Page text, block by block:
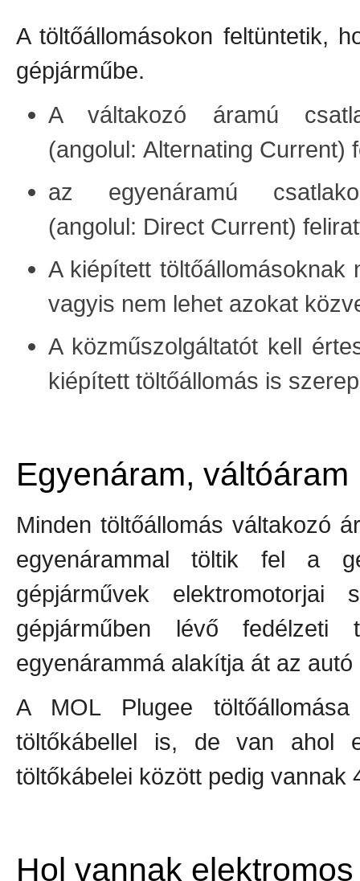
A töltőállomásokon feltüntetik,
gépjárműbe.
A váltakozó áramú
(angolul: Alternating Current)
az egyenáramú
(angolul: Direct Current)
A kiépített töltőállomásoknak
vagyis nem lehet azokat
A közműszolgáltatót kell
kiépített töltőállomás is
Egyenáram, váltóáram
Minden töltőállomás váltakozó
egyenárammal töltik fel a
gépjárművek elektromotorjai
gépjárműben lévő
egyenárammá alakítja át az
A MOL Plugee
töltőkábellel is, de van ahol
töltőkábelei között pedig vannak
Hol vannak